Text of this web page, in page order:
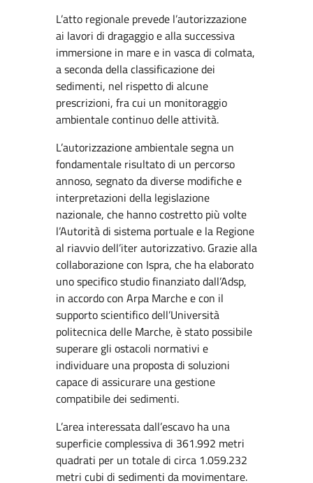
L’atto regionale prevede l’autorizzazione
ai lavori di dragaggio e alla successiva
immersione in mare e in vasca di colmata,
a seconda della classificazione dei
sedimenti, nel rispetto di alcune
prescrizioni, fra cui un monitoraggio
ambientale continuo delle attività.
L’autorizzazione ambientale segna un
fondamentale risultato di un percorso
annoso, segnato da diverse modifiche e
interpretazioni della legislazione
nazionale, che hanno costretto più volte
l’Autorità di sistema portuale e la Regione
al riavvio dell’iter autorizzativo. Grazie alla
collaborazione con Ispra, che ha elaborato
uno specifico studio finanziato dall’Adsp,
in accordo con Arpa Marche e con il
supporto scientifico dell’Università
politecnica delle Marche, è stato possibile
superare gli ostacoli normativi e
individuare una proposta di soluzioni
capace di assicurare una gestione
compatibile dei sedimenti.
L’area interessata dall’escavo ha una
superficie complessiva di 361.992 metri
quadrati per un totale di circa 1.059.232
metri cubi di sedimenti da movimentare.